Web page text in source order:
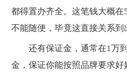
都得置办齐全。这笔钱大概
不能随便，毕竟这直接关系到
还有保证金，通常在1万到
金，保证你能按照品牌要求好